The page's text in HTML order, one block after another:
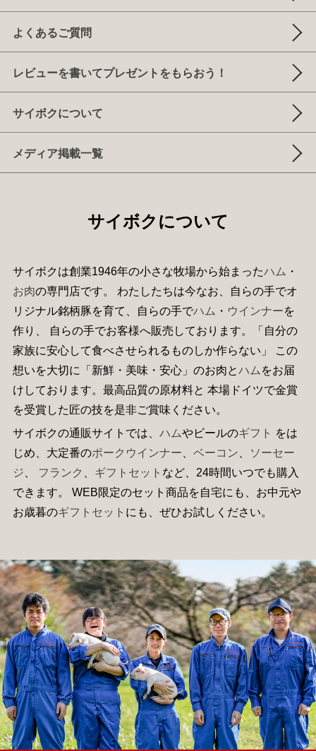
よくあるご質問
レビューを書いてプレゼントをもらおう！
サイボクについて
メディア掲載一覧
サイボクについて
サイボクは創業1946年の小さな牧場から始まったハム ・
お肉の専門店です。 わたしたちは今なお、自らの手でオ
リジナル銘柄豚を育て、自らの手でハム ・ ウインナーを
作り、 自らの手でお客様へ販売しております。「自分の
家族に安心して食べさせられるものしか作らない」 この
想いを大切に「新鮮・美味・安心」のお肉とハム をお届
けしております。最高品質の原材料と 本場ドイツで金賞
を受賞した匠の技を是非ご賞味ください。
サイボクの通販サイトでは、 ハムやビールのギフト をは
じめ、大定番のポークウインナー ベーコン
ソーセー
ジ
フランク ギフトセット など、24時間いつでも購入
できます。 WEB限定のセット商品を自宅にも、お中元や
お歳暮のギフトセット にも、ぜひお試しください。